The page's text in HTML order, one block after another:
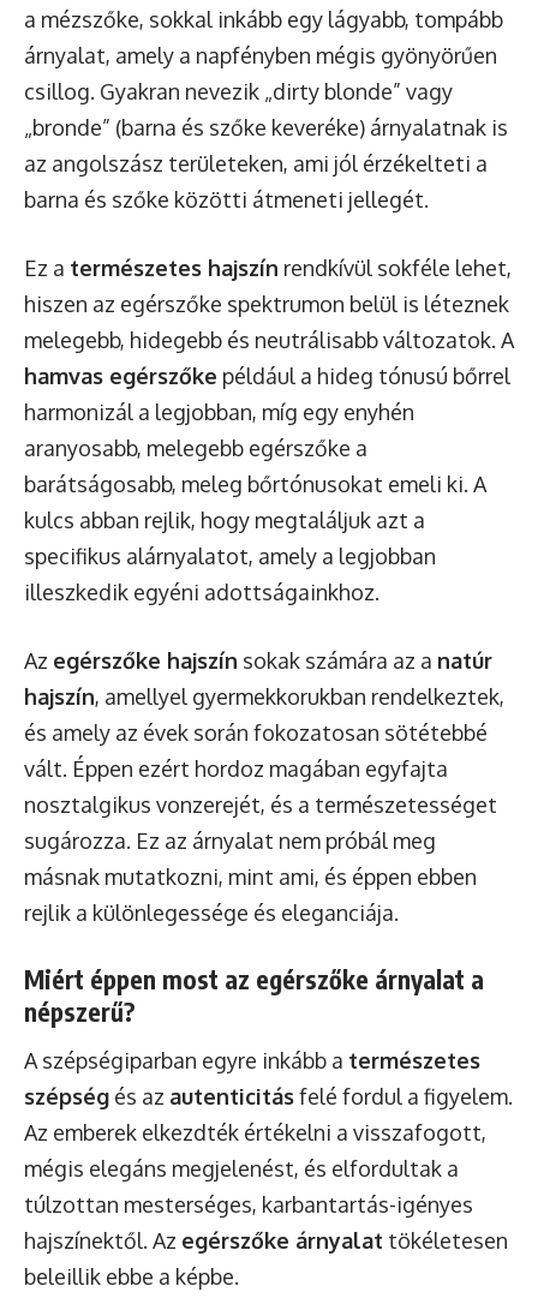
a mézszőke, sokkal inkább egy lágyabb, tompább
árnyalat, amely a napfényben mégis gyönyörűen
csillog. Gyakran nevezik „dirty blonde” vagy
„bronde” (barna és szőke keveréke) árnyalatnak is
az angolszász területeken, ami jól érzékelteti a
barna és szőke közötti átmeneti jellegét.
Ez a természetes hajszín rendkívül sokféle lehet,
hiszen az egérszőke spektrumon belül is léteznek
melegebb, hidegebb és neutrálisabb változatok. A
hamvas egérszőke például a hideg tónusú bőrrel
harmonizál a legjobban, míg egy enyhén
aranyosabb, melegebb egérszőke a
barátságosabb, meleg bőrtónusokat emeli ki. A
kulcs abban rejlik, hogy megtaláljuk azt a
specifikus alárnyalatot, amely a legjobban
illeszkedik egyéni adottságainkhoz.
Az egérszőke hajszín sokak számára az a natúr
hajszín, amellyel gyermekkorukban rendelkeztek,
és amely az évek során fokozatosan sötétebbé
vált. Éppen ezért hordoz magában egyfajta
nosztalgikus vonzerejét, és a természetességet
sugározza. Ez az árnyalat nem próbál meg
másnak mutatkozni, mint ami, és éppen ebben
rejlik a különlegessége és eleganciája.
Miért éppen most az egérszőke árnyalat a
népszerű?
A szépségiparban egyre inkább a természetes
szépség és az autenticitásfelé fordul a figyelem.
Az emberek elkezdték értékelni a visszafogott,
mégis elegáns megjelenést, és elfordultak a
túlzottan mesterséges, karbantartás-igényes
hajszínektől. Az egérszőke árnyalat tökéletesen
beleillik ebbe a képbe.